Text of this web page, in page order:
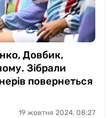
Довбик,
Зібрали
повернеться
19 жовтня 2024, 08:27